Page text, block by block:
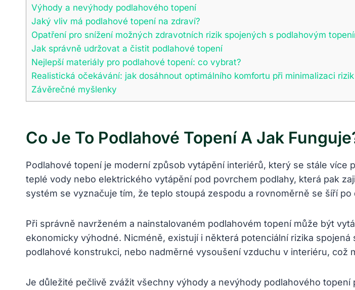
Výhody a nevýhody podlahového topení
Jaký vliv má podlahové topení na zdraví?
Opatření pro snížení možných zdravotních rizik spojených s podlahovým
Jak správně udržovat a čistit podlahové topení
Nejlepší materiály pro podlahové topení: co vybrat?
Realistická očekávání: jak dosáhnout optimálního komfortu při minimalizaci rizik
Závěrečné myšlenky
Co Je To Podlahové Topení A Jak
Podlahové topení je moderní způsob vytápění interiérů, který se stále
teplé vody nebo elektrického vytápění pod povrchem podlahy, která pak
systém se vyznačuje tím, že teplo stoupá zespodu a rovnoměrně se šíří
Při správně navrženém a nainstalovaném podlahovém topení může být
ekonomicky výhodné. Nicméně, existují i některá potenciální rizika
podlahové konstrukci, nebo nadměrné vysoušení vzduchu v interiéru,
Je důležité pečlivě zvážit všechny výhody a nevýhody podlahového